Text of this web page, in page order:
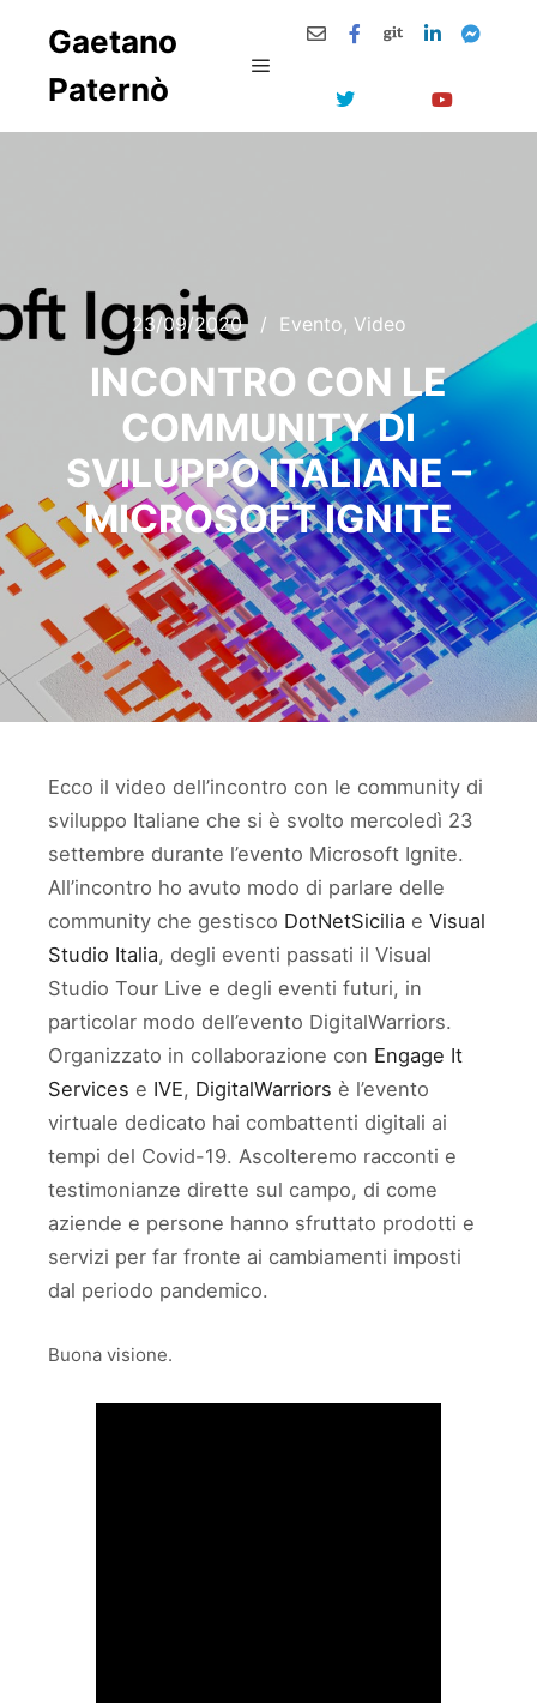
Gaetano
Paternò
Menu principale
23/09/2020 Evento, Video
INCONTRO CON LE
COMMUNITY DI
SVILUPPO ITALIANE –
MICROSOFT IGNITE
Ecco il video dell’incontro con le community di
sviluppo Italiane che si è svolto mercoledì 23
settembre durante l’evento Microsoft Ignite.
All’incontro ho avuto modo di parlare delle
community che gestisco DotNetSicilia e Visual
Studio Italia, degli eventi passati il Visual
Studio Tour Live e degli eventi futuri, in
particolar modo dell’evento DigitalWarriors.
Organizzato in collaborazione con Engage It
Services e IVE, DigitalWarriors è l’evento
virtuale dedicato hai combattenti digitali ai
tempi del Covid-19. Ascolteremo racconti e
testimonianze dirette sul campo, di come
aziende e persone hanno sfruttato prodotti e
servizi per far fronte ai cambiamenti imposti
dal periodo pandemico.
Buona visione.